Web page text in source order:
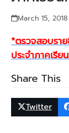
March 15, 2018
*ตรวจสอบรา
ประจำภาคเรี
Share This
Twitter